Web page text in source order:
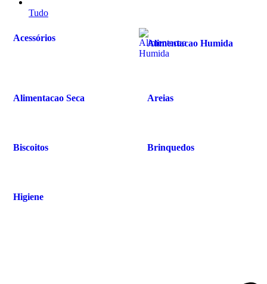
Tudo
Acessórios
Alimentacao Humida
Alimentacao Seca Areias
Biscoitos Brinquedos
Higiene